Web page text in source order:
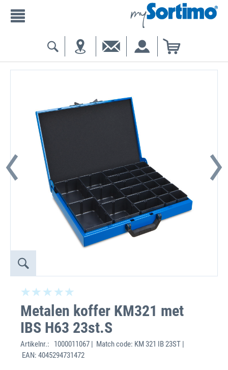
Metalen koffer KM321 met
IBS H63 23st.S
Artikelnr.:
1000011067 | Match code: KM 321 IB 23ST |
EAN: 4045294731472